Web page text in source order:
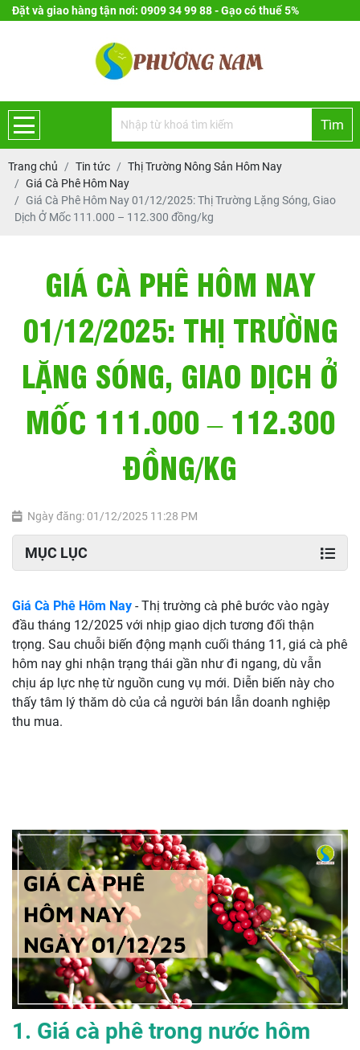
Đặt và giao hàng tận nơi: 0909 34 99 88 - Gạo có thuế 5%
Tìm
Trang chủ Tin tức
Thị Trường Nông Sản Hôm Nay
Giá Cà Phê Hôm Nay
Giá Cà Phê Hôm Nay 01/12/2025: Thị Trường Lặng Sóng, Giao
Dịch Ở Mốc 111.000 – 112.300 đồng/kg
GIÁ CÀ PHÊ HÔM NAY
01/12/2025: THỊ TRƯỜNG
LẶNG SÓNG, GIAO DỊCH Ở
MỐC 111.000 – 112.300
ĐỒNG/KG
Ngày đăng: 01/12/2025 11:28 PM
MỤC LỤC
Giá Cà Phê Hôm Nay - Thị trường cà phê bước vào ngày
đầu tháng 12/2025 với nhịp giao dịch tương đối thận
trọng. Sau chuỗi biến động mạnh cuối tháng 11, giá cà phê
hôm nay ghi nhận trạng thái gần như đi ngang, dù vẫn
chịu áp lực nhẹ từ nguồn cung vụ mới. Diễn biến này cho
thấy tâm lý thăm dò của cả người bán lẫn doanh nghiệp
thu mua.
1. Giá cà phê trong nước hôm